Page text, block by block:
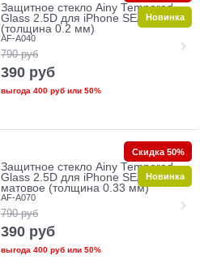
Защитное стекло Ainy Tempered
Glass 2.5D для iPhone SE/5/5c/5s
(толщина 0.2 мм)
AF-A040
790 руб
390 руб
выгода 400 рубили 50%
Новинка
Защитное стекло Ainy Tempered
Glass 2.5D для iPhone SE/5/5c/5s
матовое (толщина 0.33 мм)
AF-A070
790 руб
390 руб
выгода 400 рубили 50%
Скидка 50%
Новинка